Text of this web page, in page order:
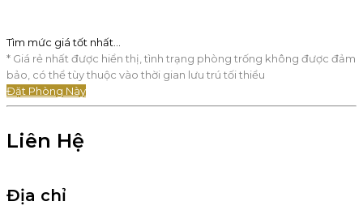
Tìm mức giá tốt nhất…
* Giá rẻ nhất được hiển thị, tình trạng phòng trống không được đảm
bảo, có thể tùy thuộc vào thời gian lưu trú tối thiểu
Đặt Phòng Này
Liên Hệ
Địa chỉ